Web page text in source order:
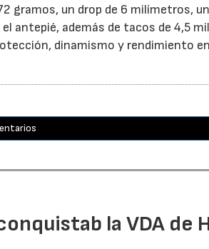
gramos, un drop de 6 milímetros,
antepié, además de tacos de 4,5
dinamismo y rendimiento
la VDA de